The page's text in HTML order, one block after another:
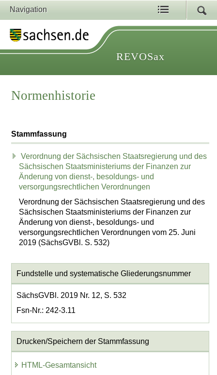
Navigation
REVOSax
Normenhistorie
Stammfassung
Verordnung der Sächsischen Staatsregierung und des
Sächsischen Staatsministeriums der Finanzen zur
Änderung von dienst-, besoldungs- und
versorgungsrechtlichen Verordnungen
Verordnung der Sächsischen Staatsregierung und des
Sächsischen Staatsministeriums der Finanzen zur
Änderung von dienst-, besoldungs- und
versorgungsrechtlichen Verordnungen vom 25. Juni
2019 (SächsGVBl. S. 532)
Fundstelle und systematische Gliederungsnummer
SächsGVBl. 2019 Nr. 12, S. 532
Fsn-Nr.: 242-3.11
Drucken/Speichern der Stammfassung
HTML-Gesamtansicht